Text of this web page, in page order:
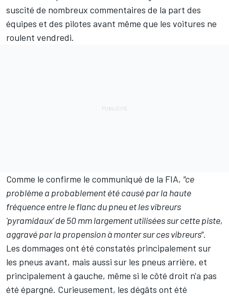
suscité de nombreux commentaires de la part des
équipes et des pilotes avant même que les voitures ne
roulent vendredi.
Comme le confirme le communiqué de la FIA, "ce
problème a probablement été causé par la haute
fréquence entre le flanc du pneu et les vibreurs
'pyramidaux' de 50 mm largement utilisées sur cette piste,
aggravé par la propension à monter sur ces vibreurs".
Les dommages ont été constatés principalement sur
les pneus avant, mais aussi sur les pneus arrière, et
principalement à gauche, même si le côté droit n'a pas
été épargné. Curieusement, les dégâts ont été